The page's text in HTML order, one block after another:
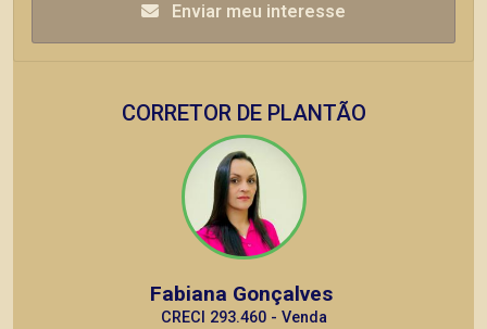
Enviar meu interesse
CORRETOR DE PLANTÃO
Fabiana Gonçalves
CRECI 293.460 - Venda